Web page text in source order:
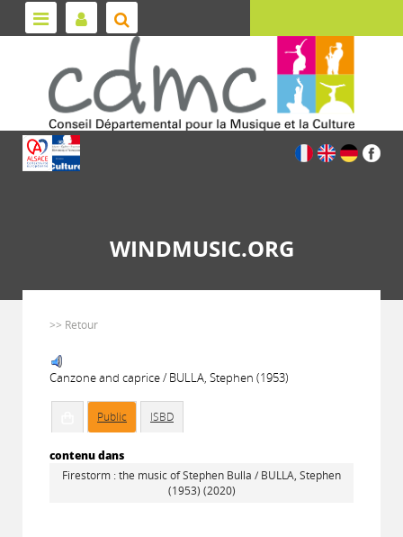
WINDMUSIC.ORG
>> Retour
Canzone and caprice / BULLA, Stephen (1953)
Public ISBD
contenu dans
Firestorm : the music of Stephen Bulla / BULLA, Stephen
(1953) (2020)